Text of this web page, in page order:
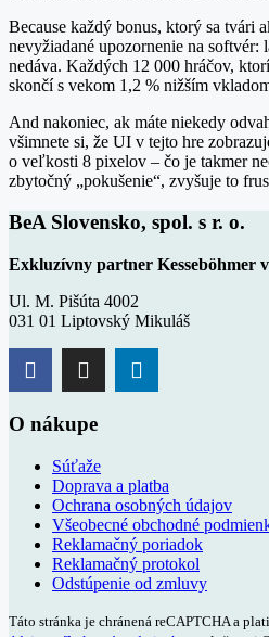
Because každý bonus, ktorý sa tvári
nevyžiadané upozornenie na softvér:
nedáva. Každých 12 000 hráčov,
skončí s vekom 1,2 % nižším
And nakoniec, ak máte niekedy
všimnete si, že UI v tejto hre
o veľkosti 8 pixelov – čo je takmer
zbytočný „pokušenie“, zvyšuje to
BeA Slovensko, spol. s r. o.
Exkluzívny partner Kesseböhmer
Ul. M. Pišúta 4002
031 01 Liptovský Mikuláš
O nákupe
Súťaže
Doprava a platba
Ochrana osobných údajov
Všeobecné obchodné
Reklamačný poriadok
Reklamačný protokol
Odstúpenie od zmluvy
Táto stránka je chránená reCAPTCHA a